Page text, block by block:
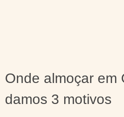
Onde almoçar em
damos 3 motivos